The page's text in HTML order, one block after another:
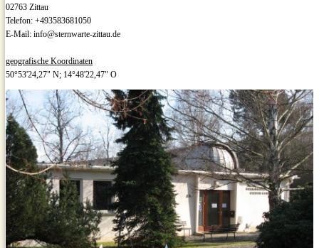
02763 Zittau
Telefon: +493583681050
E-Mail: info@sternwarte-zittau.de
geografische Koordinaten
50°53'24,27" N; 14°48'22,47" O